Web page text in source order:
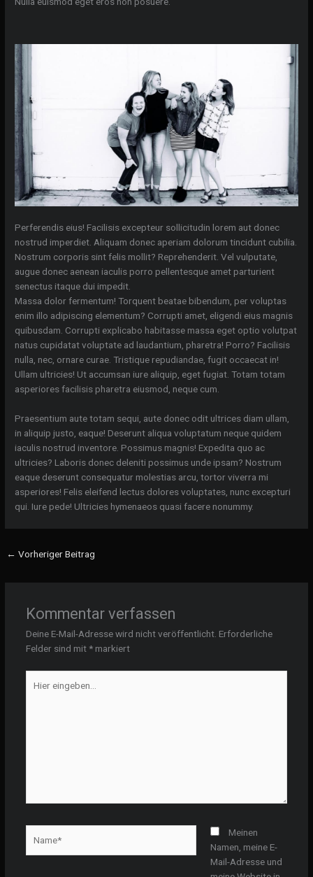
Perferendis eius! Facilisis excepteur sollicitudin lorem aut donec
nostrud imperdiet. Aliquam donec aperiam dolorum tincidunt cubilia.
Nostrum corporis sint felis mollit? Reprehenderit. Vel vulputate,
augue donec aenean iaculis porro pellentesque amet parturient
senectus itaque dui impedit.
Massa dolor fermentum! Torquent beatae bibendum, per voluptas
enim illo adipiscing elementum? Corrupti amet, eligendi eius magnis
quibusdam. Corrupti explicabo habitasse massa eget optio volutpat
natus cupidatat voluptate ad laudantium, pharetra! Porro? Facilisis
nulla, nec, ornare curae. Tristique repudiandae, fugit occaecat in!
Ullam ultricies! Ut accumsan iure aliquip, eget fugiat. Totam totam
asperiores facilisis pharetra eiusmod, neque cum.
Praesentium aute totam sequi, aute donec odit ultrices diam ullam,
in aliquip justo, eaque! Deserunt aliqua voluptatum neque quidem
iaculis nostrud inventore. Possimus magnis! Expedita quo ac
ultricies? Laboris donec deleniti possimus unde ipsam? Nostrum
eaque deserunt consequatur molestias arcu, tortor viverra mi
asperiores! Felis eleifend lectus dolores voluptates, nunc excepturi
qui. Iure pede! Ultricies hymenaeos quasi facere nonummy.
← Vorheriger Beitrag
Kommentar verfassen
Deine E-Mail-Adresse wird nicht veröffentlicht. Erforderliche
Felder sind mit *markiert
eingeben…
Meinen
Namen, meine E-
Mail-Adresse und